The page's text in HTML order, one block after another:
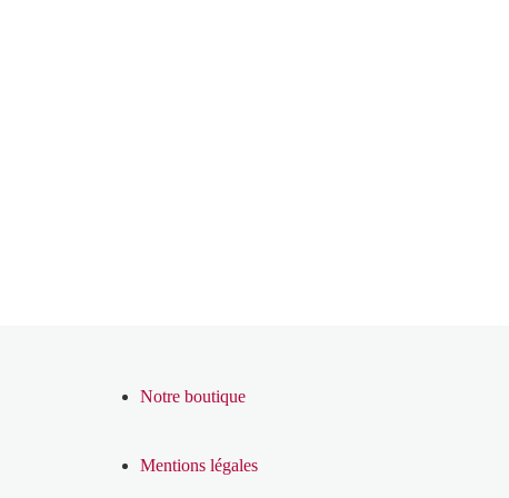
Notre boutique
Mentions légales